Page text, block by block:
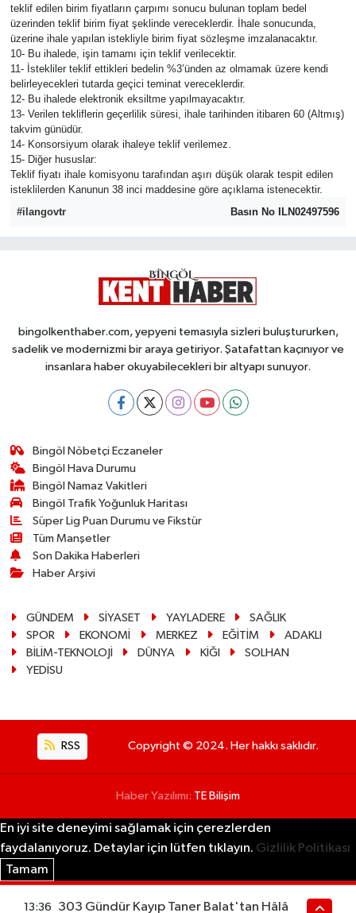
teklif edilen birim fiyatların çarpımı sonucu bulunan toplam bedel
üzerinden teklif birim fiyat şeklinde vereceklerdir. İhale sonucunda,
üzerine ihale yapılan istekliyle birim fiyat sözleşme imzalanacaktır.
10- Bu ihalede, işin tamamı için teklif verilecektir.
11- İstekliler teklif ettikleri bedelin %3’ünden az olmamak üzere kendi
belirleyecekleri tutarda geçici teminat vereceklerdir.
12- Bu ihalede elektronik eksiltme yapılmayacaktır.
13- Verilen tekliflerin geçerlilik süresi, ihale tarihinden itibaren 60 (Altmış)
takvim günüdür.
14- Konsorsiyum olarak ihaleye teklif verilemez.
15- Diğer hususlar:
Teklif fiyatı ihale komisyonu tarafından aşırı düşük olarak tespit edilen
isteklilerden Kanunun 38 inci maddesine göre açıklama istenecektir.
#ilangovtr
Basın No ILN02497596
bingolkenthaber.com, yepyeni temasıyla sizleri buluştururken,
sadelik ve modernizmi bir araya getiriyor. Şatafattan kaçınıyor ve
insanlara haber okuyabilecekleri bir altyapı sunuyor.
Bingöl Nöbetçi Eczaneler
Bingöl Hava Durumu
Bingöl Namaz Vakitleri
Bingöl Trafik Yoğunluk Haritası
Süper Lig Puan Durumu ve Fikstür
Tüm Manşetler
Son Dakika Haberleri
Haber Arşivi
GÜNDEM SİYASET YAYLADERE
SAĞLIK
SPOR
EKONOMİ MERKEZ EĞİTİM
ADAKLI
BİLİM-TEKNOLOJİ
DÜNYA KİĞI
SOLHAN
YEDİSU
RSS Copyright © 2024. Her hakkı saklıdır.
Haber Yazılımı: TE Bilişim
En iyi site deneyimi sağlamak için çerezlerden
faydalanıyoruz. Detaylar için lütfen tıklayın. Gizlilik Politikası
Tamam
13:36 303 Gündür Kayıp Taner Balat'tan Hâlâ